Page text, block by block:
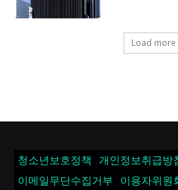
Load more
청소년보호정책 개인정보취급방
이메일무단수집거부
이용자위원